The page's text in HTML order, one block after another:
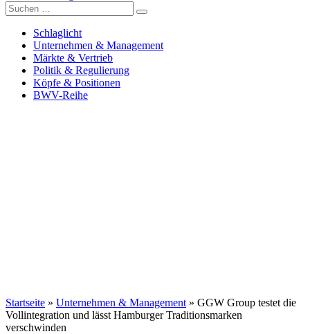
Versicherungswirtschaft-heute
Suche
nach:
Schlaglicht
Unternehmen & Management
Märkte & Vertrieb
Politik & Regulierung
Köpfe & Positionen
BWV-Reihe
Startseite » Unternehmen & Management » GGW Group testet die
Vollintegration und lässt Hamburger Traditionsmarken
verschwinden